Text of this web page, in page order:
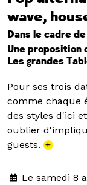
wave,
Dans le cadre de
Une proposition
Les grandes
Pour ses trois
comme chaque
des styles d'ici
oublier
guests. +
Le samedi 8